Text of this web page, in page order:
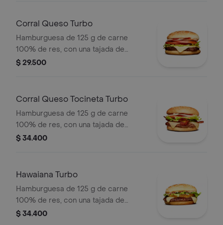
Corral Queso Turbo
Hamburguesa de 125 g de carne
100% de res, con una tajada de
queso tipo mozzarella, tomate en
mostaza
$ 29.500
Corral Queso Tocineta Turbo
Hamburguesa de 125 g de carne
100% de res, con una tajada de
queso tipo mozzarella, tocineta,
$ 34.400
Hawaiana Turbo
Hamburguesa de 125 g de carne
100% de res, con una tajada de
queso tipo mozzarella, piña, lechuga,
$ 34.400